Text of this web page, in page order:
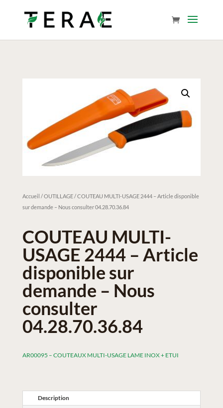
Accueil /OUTILLAGE/ COUTEAU MULTI-USAGE 2444 – Article disponible
sur demande – Nous consulter 04.28.70.36.84
COUTEAU MULTI-
USAGE 2444 – Article
disponible sur
demande – Nous
consulter
04.28.70.36.84
AR00095 – COUTEAUX MULTI-USAGE LAME INOX + ETUI
Description